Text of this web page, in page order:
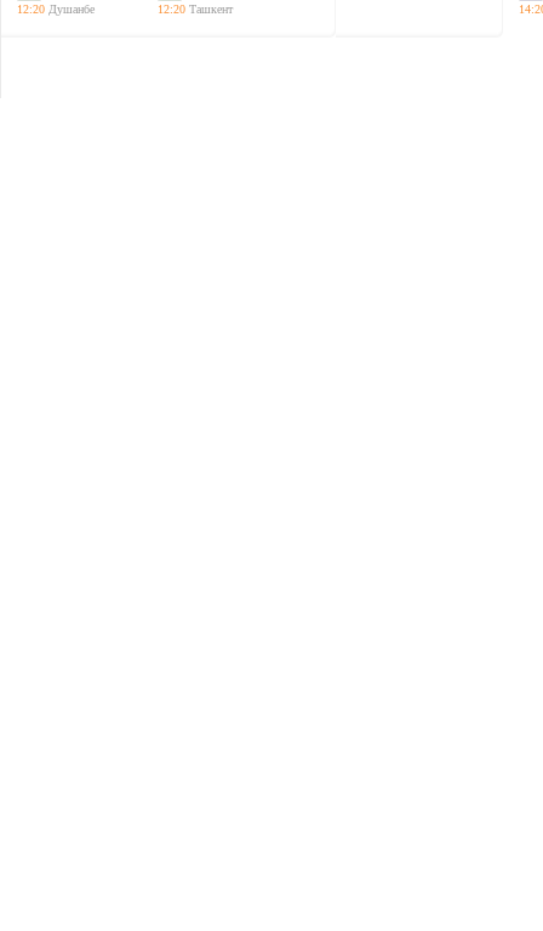
12:20 Душанбе
12:20 Ташкент